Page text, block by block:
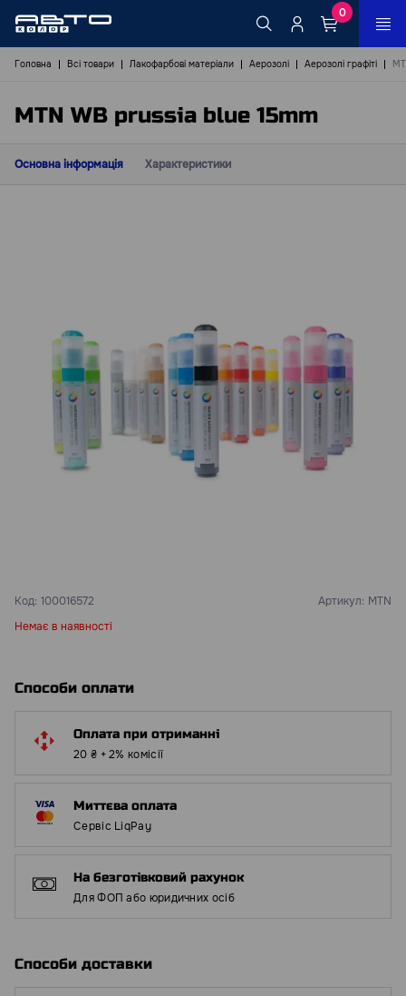
0
Головна Всі товари Лакофарбові матеріали Аерозолі Аерозолі графіті
MTN WB prussia blue 15mm
Основна інформація Характеристики
Код: 100016572 Артикул: MTN
Немає в наявності
Способи оплати
Оплата при отриманні
20 ₴ + 2% комісії
Миттєва оплата
Сервіс LiqPay
На безготівковий рахунок
Для ФОП або юридичних осіб
Способи доставки